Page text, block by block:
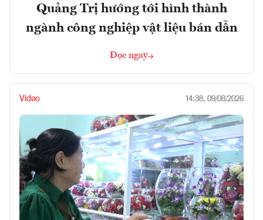
Quảng Trị hướng tới hình thành
ngành công nghiệp vật liệu bán dẫn
Đọc ngay
Video 14:38, 09/08/2026